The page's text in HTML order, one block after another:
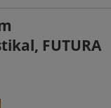
FUTURA